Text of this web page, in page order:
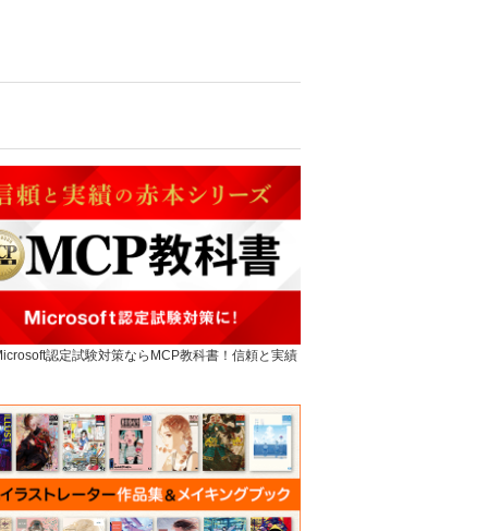
認定試験対策ならMCP教科書！信頼と実績